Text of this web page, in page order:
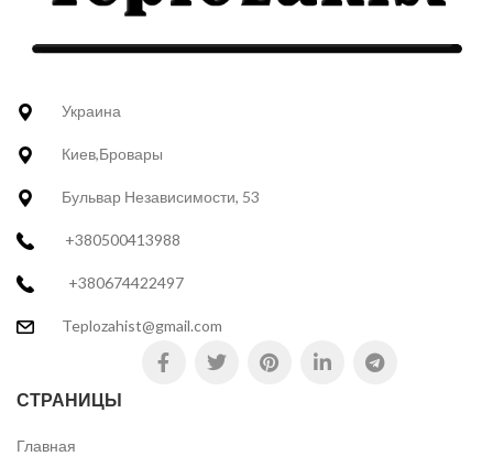
Украина
Киев,Бровары
Бульвар Независимости, 53
+380500413988
+380674422497
Teplozahist@gmail.com
СТРАНИЦЫ
Главная